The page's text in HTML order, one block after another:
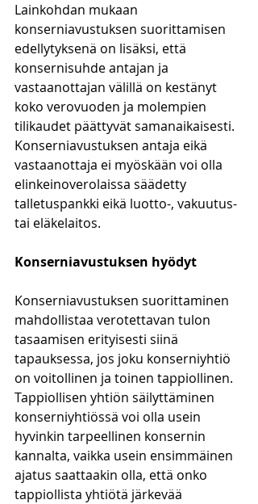
Lainkohdan mukaan
konserniavustuksen suorittamisen
edellytyksenä on lisäksi, että
konsernisuhde antajan ja
vastaanottajan välillä on kestänyt
koko verovuoden ja molempien
tilikaudet päättyvät samanaikaisesti.
Konserniavustuksen antaja eikä
vastaanottaja ei myöskään voi olla
elinkeinoverolaissa säädetty
talletuspankki eikä luotto-, vakuutus-
tai eläkelaitos.
Konserniavustuksen hyödyt
Konserniavustuksen suorittaminen
mahdollistaa verotettavan tulon
tasaamisen erityisesti siinä
tapauksessa, jos joku konserniyhtiö
on voitollinen ja toinen tappiollinen.
Tappiollisen yhtiön säilyttäminen
konserniyhtiössä voi olla usein
hyvinkin tarpeellinen konsernin
kannalta, vaikka usein ensimmäinen
ajatus saattaakin olla, että onko
tappiollista yhtiötä järkevää